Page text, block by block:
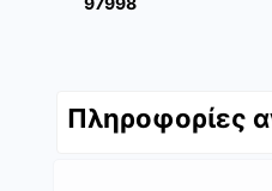
Πληροφορίες